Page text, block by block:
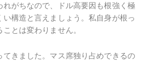
れがちなので、ドル高要因も根強く極
構造と言えましょう。私自身が根っ
とは変わりません。
てきました。マス席独り占めできるの